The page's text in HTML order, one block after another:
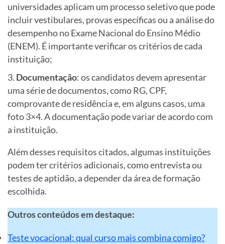
universidades aplicam um processo seletivo que pode
incluir vestibulares, provas específicas ou a análise do
desempenho no Exame Nacional do Ensino Médio
(ENEM). É importante verificar os critérios de cada
instituição;
Documentação: os candidatos devem apresentar
uma série de documentos, como RG, CPF,
comprovante de residência e, em alguns casos, uma
foto 3×4. A documentação pode variar de acordo com
a instituição.
Além desses requisitos citados, algumas instituições
podem ter critérios adicionais, como entrevista ou
testes de aptidão, a depender da área de formação
escolhida.
Outros conteúdos em destaque:
Teste vocacional: qual curso mais combina comigo?